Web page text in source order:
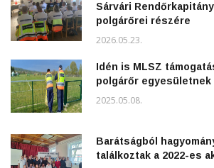
Sárvári
polgárőrei részére
2026.05.23.
Idén is MLSZ
polgárőr egyesületnek
2025.05.08.
Barátságból
találkoztak a 2022-es